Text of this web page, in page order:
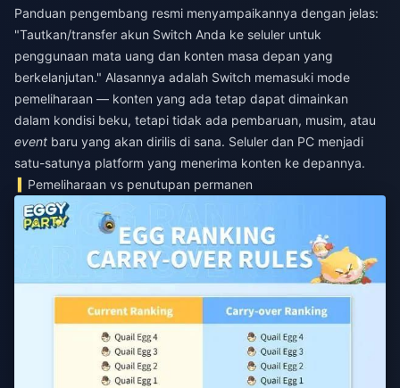
Panduan pengembang resmi menyampaikannya dengan jelas:
"Tautkan/transfer akun Switch Anda ke seluler untuk
penggunaan mata uang dan konten masa depan yang
berkelanjutan." Alasannya adalah Switch memasuki mode
pemeliharaan — konten yang ada tetap dapat dimainkan
dalam kondisi beku, tetapi tidak ada pembaruan, musim, atau
event baru yang akan dirilis di sana. Seluler dan PC menjadi
satu-satunya platform yang menerima konten ke depannya.
Pemeliharaan vs penutupan permanen